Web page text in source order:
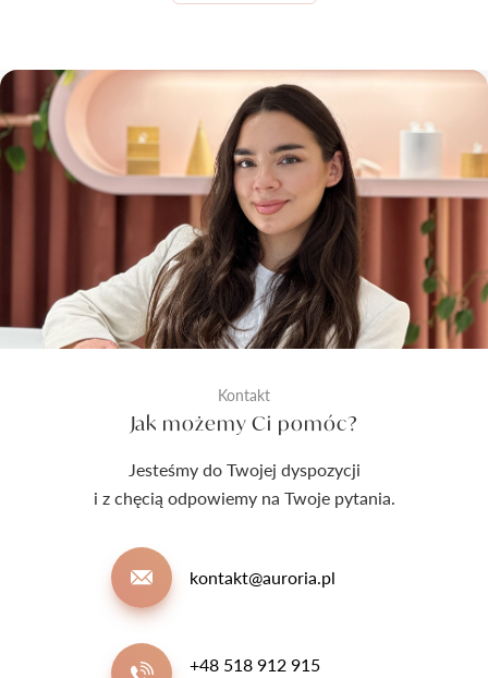
Kontakt
Jak możemy Ci pomóc?
Jesteśmy do Twojej dyspozycji
i z chęcią odpowiemy na Twoje pytania.
kontakt@auroria.pl
+48 518 912 915